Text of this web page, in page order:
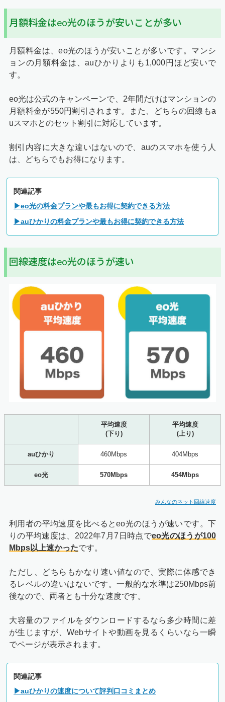
月額料金はeo光のほうが安いことが多い
月額料金は、eo光のほうが安いことが多いです。マンシ
ョンの月額料金は、auひかりよりも1,000円ほど安いで
す。
eo光は公式のキャンペーンで、2年間だけはマンションの
月額料金が550円割引されます。また、どちらの回線もa
uスマホとのセット割引に対応しています。
割引内容に大きな違いはないので、auのスマホを使う人
は、どちらでもお得になります。
関連記事
▶eo光の料金プランや最もお得に契約できる方法
▶auひかりの料金プランや最もお得に契約できる方法
回線速度はeo光のほうが速い
平均速度
(下り)
平均速度
(上り)
auひかり 460Mbps 404Mbps
eo光 570Mbps 454Mbps
みんなのネット回線速度
利用者の平均速度を比べるとeo光のほうが速いです。下
りの平均速度は、2022年7月7日時点でeo光のほうが100
Mbps以上速かったです。
ただし、どちらもかなり速い値なので、実際に体感でき
るレベルの違いはないです。一般的な水準は250Mbps前
後なので、両者とも十分な速度です。
大容量のファイルをダウンロードするなら多少時間に差
が生じますが、Webサイトや動画を見るくらいなら一瞬
でページが表示されます。
関連記事
▶auひかりの速度について評判口コミまとめ